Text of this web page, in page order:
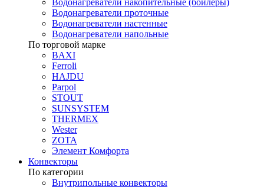
Водонагреватели накопительные (бойлеры)
Водонагреватели проточные
Водонагреватели настенные
Водонагреватели напольные
По торговой марке
BAXI
Ferroli
HAJDU
Parpol
STOUT
SUNSYSTEM
THERMEX
Wester
ZOTA
Элемент Комфорта
Конвекторы
По категории
Внутрипольные конвекторы